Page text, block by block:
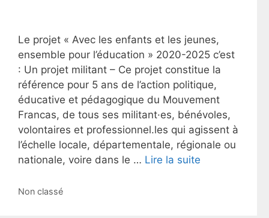
Le projet « Avec les enfants et les jeunes,
ensemble pour l’éducation » 2020-2025 c’est
: Un projet militant – Ce projet constitue la
référence pour 5 ans de l’action politique,
éducative et pédagogique du Mouvement
Francas, de tous ses militant·es, bénévoles,
volontaires et professionnel.les qui agissent à
l’échelle locale, départementale, régionale ou
nationale, voire dans le … Lire la suite
Catégories
Non classé